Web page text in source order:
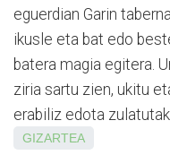
eguerdian Garin
ikusle eta bat edo
batera magia egitera.
ziria sartu zien, ukitu
erabiliz edota
GIZARTEA